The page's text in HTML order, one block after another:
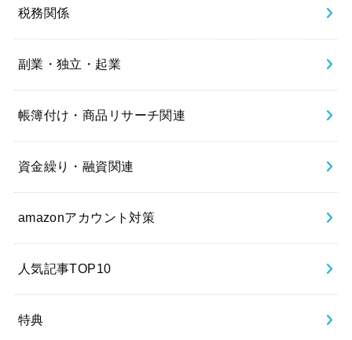
税務関係
副業・独立・起業
帳簿付け・商品リサーチ関連
資金繰り・融資関連
amazonアカウント対策
人気記事TOP10
特典